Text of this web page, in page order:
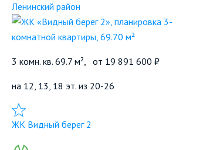
Ленинский район
3 комн. кв. 69.7 м², от 19 891 600 ₽
на 12, 13, 18 эт. из 20-26
Добавить в избранное
ЖК Видный берег 2